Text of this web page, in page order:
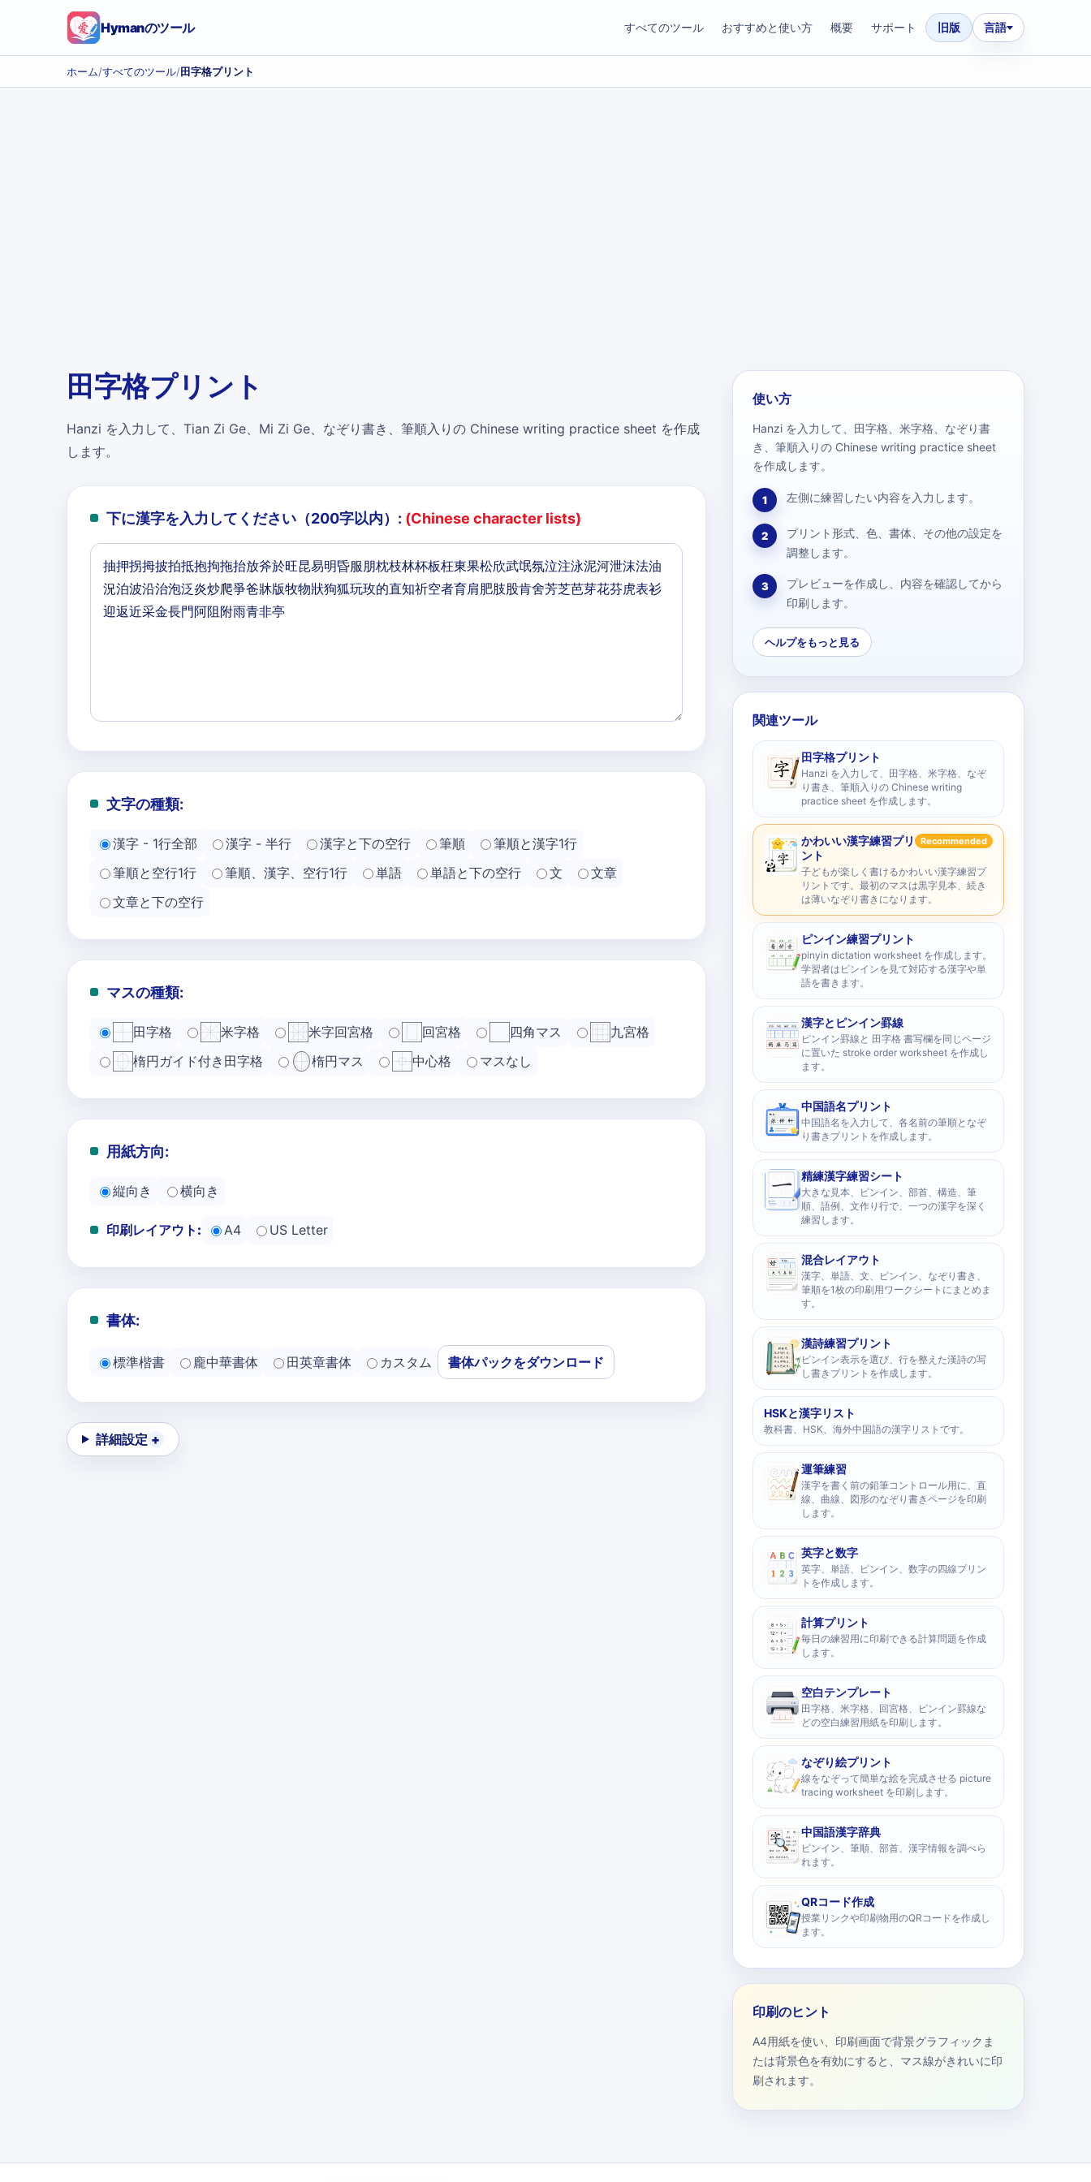
Hymanのツール すべてのツール おすすめと使い方 概要 サポート 旧版 言語
ホーム/すべてのツール/田字格プリント
田字格プリント
Hanzi を入力して、Tian Zi Ge、Mi Zi Ge、なぞり書き、筆順入りの Chinese writing practice sheet を作成
します。
下に漢字を入力してください（200字以内）: (Chinese character lists)
文字の種類:
漢字 - 1行全部 漢字 - 半行 漢字と下の空行 筆順
筆順と漢字1行
筆順と空行1行
筆順、漢字、空行1行 単語 単語と下の空行 文
文章
文章と下の空行
マスの種類:
田字格 米字格 米字回宮格 回宮格 四角マス
九宮格
楕円ガイド付き田字格
楕円マス 中心格 マスなし
用紙方向:
縦向き 横向き
印刷レイアウト: A4 US Letter
書体:
標準楷書 龐中華書体 田英章書体 カスタム 書体パックをダウンロード
詳細設定
使い方
Hanzi を入力して、田字格、米字格、なぞり書
き、筆順入りの Chinese writing practice sheet
を作成します。
1 左側に練習したい内容を入力します。
2
プリント形式、色、書体、その他の設定を
調整します。
3
プレビューを作成し、内容を確認してから
印刷します。
ヘルプをもっと見る
関連ツール
田字格プリント
Hanzi を入力して、田字格、米字格、なぞ
り書き、筆順入りの Chinese writing
practice sheet を作成します。
かわいい漢字練習プリ
ント
Recommended
子どもが楽しく書けるかわいい漢字練習プ
リントです。最初のマスは黒字見本、続き
は薄いなぞり書きになります。
ピンイン練習プリント
pinyin dictation worksheet を作成します。
学習者はピンインを見て対応する漢字や単
語を書きます。
漢字とピンイン罫線
ピンイン罫線と 田字格 書写欄を同じページ
に置いた stroke order worksheet を作成し
ます。
中国語名プリント
中国語名を入力して、各名前の筆順となぞ
り書きプリントを作成します。
精練漢字練習シート
大きな見本、ピンイン、部首、構造、筆
順、語例、文作り行で、一つの漢字を深く
練習します。
混合レイアウト
漢字、単語、文、ピンイン、なぞり書き、
筆順を1枚の印刷用ワークシートにまとめま
す。
漢詩練習プリント
ピンイン表示を選び、行を整えた漢詩の写
し書きプリントを作成します。
HSKと漢字リスト
教科書、HSK、海外中国語の漢字リストです。
運筆練習
漢字を書く前の鉛筆コントロール用に、直
線、曲線、図形のなぞり書きページを印刷
します。
英字と数字
英字、単語、ピンイン、数字の四線プリン
トを作成します。
計算プリント
毎日の練習用に印刷できる計算問題を作成
します。
空白テンプレート
田字格、米字格、回宮格、ピンイン罫線な
どの空白練習用紙を印刷します。
なぞり絵プリント
線をなぞって簡単な絵を完成させる picture
tracing worksheet を印刷します。
中国語漢字辞典
ピンイン、筆順、部首、漢字情報を調べら
れます。
QRコード作成
授業リンクや印刷物用のQRコードを作成し
ます。
印刷のヒント
A4用紙を使い、印刷画面で背景グラフィックま
たは背景色を有効にすると、マス線がきれいに印
刷されます。